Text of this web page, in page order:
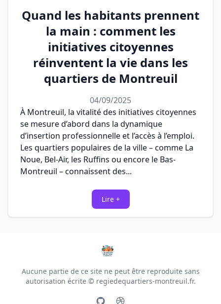
Quand les habitants prennent
la main : comment les
initiatives citoyennes
réinventent la vie dans les
quartiers de Montreuil
04/09/2025
À Montreuil, la vitalité des initiatives citoyennes
se mesure d’abord dans la dynamique
d’insertion professionnelle et l’accès à l’emploi.
Les quartiers populaires de la ville – comme La
Noue, Bel-Air, les Ruffins ou encore le Bas-
Montreuil – connaissent des...
Lire +
Aucune partie de ce site ne peut être reproduite sans
autorisation écrite © regiedequartiers-montreuil.fr.